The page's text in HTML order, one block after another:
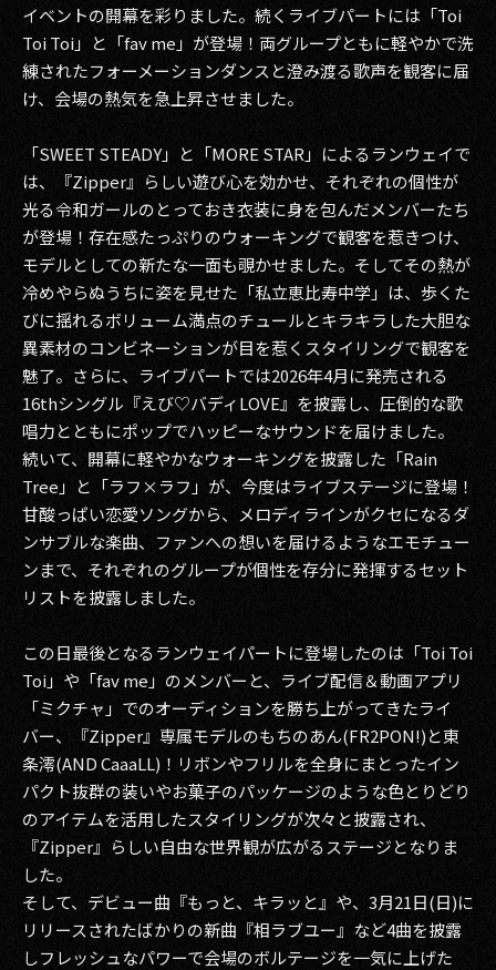
2010
2009
イベントの開幕を彩りました。続くライブパートには「Toi
Toi Toi」と「fav me」が登場！両グループともに軽やかで洗
練されたフォーメーションダンスと澄み渡る歌声を観客に届
け、会場の熱気を急上昇させました。
「SWEET STEADY」と「MORE STAR」によるランウェイで
は、『Zipper』らしい遊び心を効かせ、それぞれの個性が
光る令和ガールのとっておき衣装に身を包んだメンバーたち
が登場！存在感たっぷりのウォーキングで観客を惹きつけ、
モデルとしての新たな一面も覗かせました。そしてその熱が
冷めやらぬうちに姿を見せた「私立恵比寿中学」は、歩くた
びに揺れるボリューム満点のチュールとキラキラした大胆な
異素材のコンビネーションが目を惹くスタイリングで観客を
魅了。さらに、ライブパートでは2026年4月に発売される
16thシングル『えび♡バディLOVE』を披露し、圧倒的な歌
唱力とともにポップでハッピーなサウンドを届けました。
続いて、開幕に軽やかなウォーキングを披露した「Rain
Tree」と「ラフ×ラフ」が、今度はライブステージに登場！
甘酸っぱい恋愛ソングから、メロディラインがクセになるダ
ンサブルな楽曲、ファンへの想いを届けるようなエモチュー
ンまで、それぞれのグループが個性を存分に発揮するセット
リストを披露しました。
この日最後となるランウェイパートに登場したのは「Toi Toi
Toi」や「fav me」のメンバーと、ライブ配信＆動画アプリ
「ミクチャ」でのオーディションを勝ち上がってきたライ
バー、『Zipper』専属モデルのもちのあん(FR2PON!)と東
条澪(AND CaaaLL)！リボンやフリルを全身にまとったイン
パクト抜群の装いやお菓子のパッケージのような色とりどり
のアイテムを活用したスタイリングが次々と披露され、
『Zipper』らしい自由な世界観が広がるステージとなりま
した。
そして、デビュー曲『もっと、キラッと』や、3月21日(日)に
リリースされたばかりの新曲『相ラブユー』など4曲を披露
しフレッシュなパワーで会場のボルテージを一気に上げた